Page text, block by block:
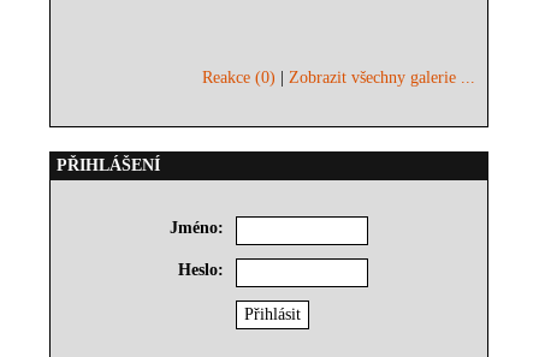
Reakce (0) |Zobrazit všechny galerie ...
PŘIHLÁŠENÍ
Jméno:
Heslo: